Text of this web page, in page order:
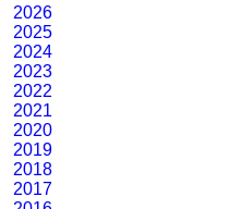
2026
2025
2024
2023
2022
2021
2020
2019
2018
2017